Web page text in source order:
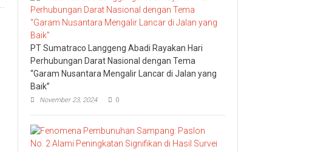
PT Sumatraco Langgeng Abadi Rayakan Hari
Perhubungan Darat Nasional dengan Tema
“Garam Nusantara Mengalir Lancar di Jalan yang
Baik”
November 23, 2024 0